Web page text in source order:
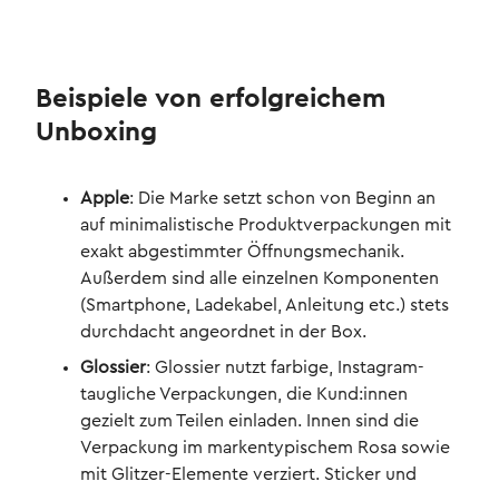
Beispiele von erfolgreichem
Unboxing
Apple: Die Marke setzt schon von Beginn an
auf minimalistische Produktverpackungen mit
exakt abgestimmter Öffnungsmechanik.
Außerdem sind alle einzelnen Komponenten
(Smartphone, Ladekabel, Anleitung etc.) stets
durchdacht angeordnet in der Box.
Glossier: Glossier nutzt farbige, Instagram-
taugliche Verpackungen, die Kund:innen
gezielt zum Teilen einladen. Innen sind die
Verpackung im markentypischem Rosa sowie
mit Glitzer-Elemente verziert. Sticker und